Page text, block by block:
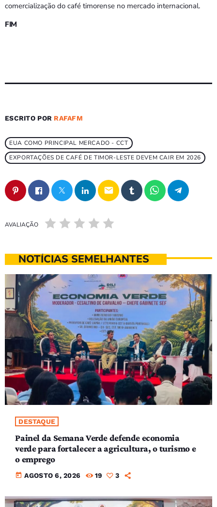
comercialização do café timorense no mercado internacional.
FIM
ESCRITO POR RAFAFM
EUA COMO PRINCIPAL MERCADO - CCT
EXPORTAÇÕES DE CAFÉ DE TIMOR-LESTE DEVEM CAIR EM 2026
email
AVALIAÇÃO
NOTÍCIAS SEMELHANTES
DESTAQUE
Painel da Semana Verde defende economia
verde para fortalecer a agricultura, o turismo e
o emprego
today AGOSTO 6, 2026 19 3